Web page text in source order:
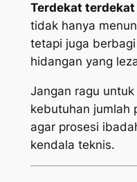
Terdekat terdekat
tidak hanya
tetapi juga
hidangan yang
Jangan ragu
kebutuhan jumlah
agar prosesi
kendala teknis.